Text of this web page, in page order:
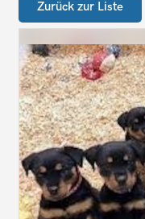
Zurück zur Liste